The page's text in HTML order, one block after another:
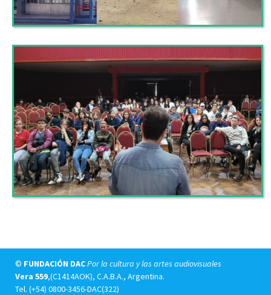
© FUNDACIÓN DACPor la cultura y las artes audiovisuales
Vera 559,(C1414AOK), C.A.B.A., Argentina.
Tel. (+54) 0800-3456-DAC(322)